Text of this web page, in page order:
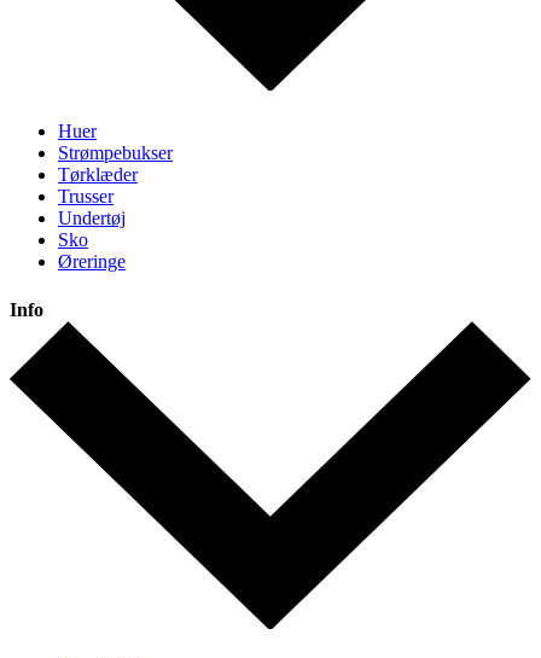
Huer
Strømpebukser
Tørklæder
Trusser
Undertøj
Sko
Øreringe
Info